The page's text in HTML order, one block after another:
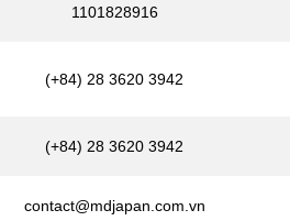
1101828916
(+84) 28 3620 3942
(+84) 28 3620 3942
contact@mdjapan.com.vn